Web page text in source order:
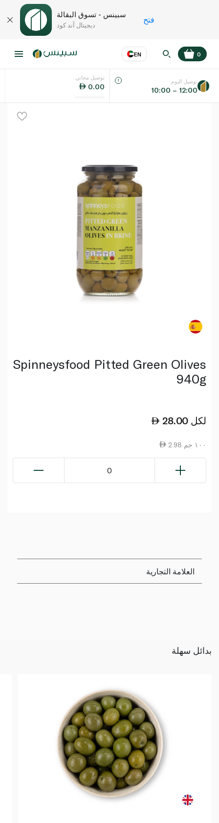
سبينس - تسوق البقالة
ديجيتال آند كود
فتح
EN
اللغة عر
0
توصيل مجاني
0.00
توصيل اليوم
10:00 – 12:00
Spinneysfood Pitted Green Olives
940g
28.00 لكل
2.98 ١٠٠ جم
0
العلامة التجارية
بدائل سهلة